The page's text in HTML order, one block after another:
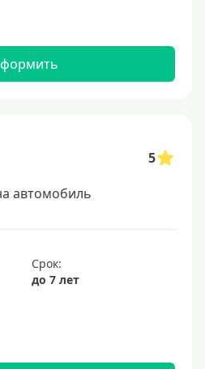
5
автомобиль
Срок:
до 7 лет